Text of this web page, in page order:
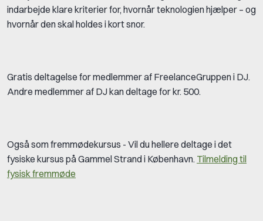
indarbejde klare kriterier for, hvornår teknologien hjælper – og
hvornår den skal holdes i kort snor.
Gratis deltagelse for medlemmer af FreelanceGruppen i DJ.
Andre medlemmer af DJ kan deltage for kr. 500.
Også som fremmødekursus - Vil du hellere deltage i det
fysiske kursus på Gammel Strand i København. Tilmelding til
fysisk fremmøde